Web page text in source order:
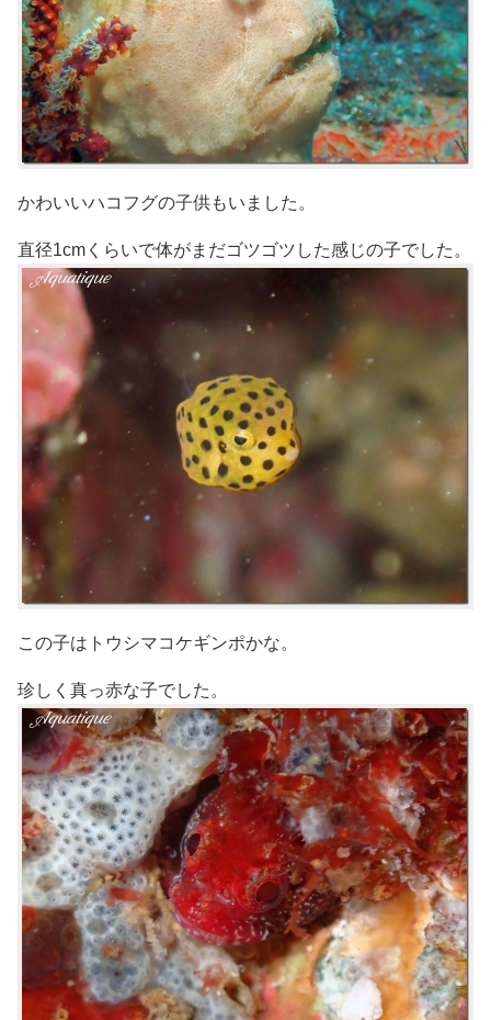
かわいいハコフグの子供もいました。
直径1cmくらいで体がまだゴツゴツした感じの子でした。
この子はトウシマコケギンポかな。
珍しく真っ赤な子でした。